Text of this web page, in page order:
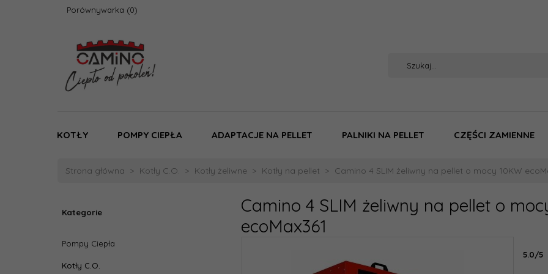
Porównywarka
KOTŁY POMPY CIEPŁA ADAPTACJE NA PELLET PALNIKI NA PELLET CZĘŚCI ZAMIENNE
Strona główna Kotły C.O. Kotły żeliwne Kotły na pellet Camino 4 SLIM żeliwny na pellet o mocy 10KW
Kategorie
Pompy Ciepła
Kotły C.O.
Camino 4 SLIM żeliwny na pellet o
ecoMax361
5.0/5